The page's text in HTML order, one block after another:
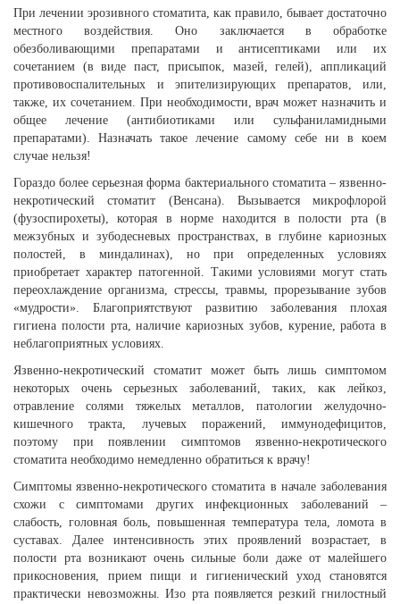
При лечении эрозивного стоматита, как правило, бывает достаточно
местного воздействия. Оно заключается в обработке
обезболивающими препаратами и антисептиками или их
сочетанием (в виде паст, присыпок, мазей, гелей), аппликаций
противовоспалительных и эпителизирующих препаратов, или,
также, их сочетанием. При необходимости, врач может назначить и
общее лечение (антибиотиками или сульфаниламидными
препаратами). Назначать такое лечение самому себе ни в коем
случае нельзя!
Гораздо более серьезная форма бактериального стоматита – язвенно-
некротический стоматит (Венсана). Вызывается микрофлорой
(фузоспирохеты), которая в норме находится в полости рта (в
межзубных и зубодесневых пространствах, в глубине кариозных
полостей, в миндалинах), но при определенных условиях
приобретает характер патогенной. Такими условиями могут стать
переохлаждение организма, стрессы, травмы, прорезывание зубов
«мудрости». Благоприятствуют развитию заболевания плохая
гигиена полости рта, наличие кариозных зубов, курение, работа в
неблагоприятных условиях.
Язвенно-некротический стоматит может быть лишь симптомом
некоторых очень серьезных заболеваний, таких, как лейкоз,
отравление солями тяжелых металлов, патологии желудочно-
кишечного тракта, лучевых поражений, иммунодефицитов,
поэтому при появлении симптомов язвенно-некротического
стоматита необходимо немедленно обратиться к врачу!
Симптомы язвенно-некротического стоматита в начале заболевания
схожи с симптомами других инфекционных заболеваний –
слабость, головная боль, повышенная температура тела, ломота в
суставах. Далее интенсивность этих проявлений возрастает, в
полости рта возникают очень сильные боли даже от малейшего
прикосновения, прием пищи и гигиенический уход становятся
практически невозможны. Изо рта появляется резкий гнилостный